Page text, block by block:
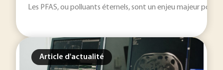
Les PFAS, ou polluants éternels, sont un enjeu majeur pour
Article d'actualité